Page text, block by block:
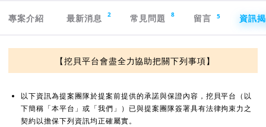
專案介紹
最新消息 2 常見問題 8 留言 5 資訊
資訊揭露與承諾
【挖貝平台會盡全力協助把關下列事項】
以下資訊為提案團隊於提案前提供的承諾與保證內容，挖貝平台（以
下簡稱「本平台」或「我們」）已與提案團隊簽署具有法律拘束力之
契約以擔保下列資訊均正確屬實。